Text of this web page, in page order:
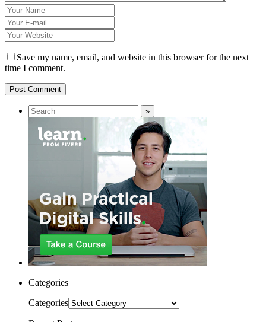
Save my name, email, and website in this browser for the next
time I comment.
Categories
Categories